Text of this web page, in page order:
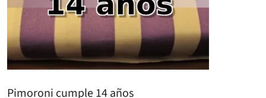
Pimoroni cumple 14 años